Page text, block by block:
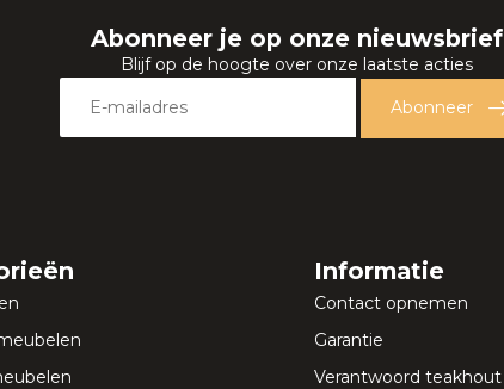
Abonneer je op onze nieuwsbrief
Blijf op de hoogte over onze laatste acties
Abonneer
Informatie
Contact opnemen
Garantie
Verantwoord teakhout